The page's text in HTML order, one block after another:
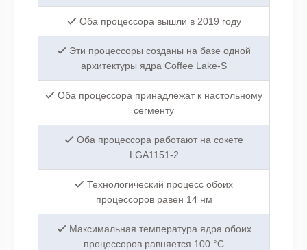
Оба процессора вышли в 2019 году
Эти процессоры созданы на базе одной
архитектуры ядра Coffee Lake-S
Оба процессора принадлежат к настольному
сегменту
Оба процессора работают на сокете
LGA1151-2
Технологический процесс обоих
процессоров равен 14 нм
Максимальная температура ядра обоих
процессоров равняется 100 °C